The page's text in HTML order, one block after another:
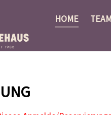
HOME